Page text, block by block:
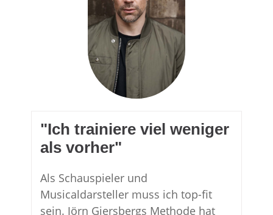
​"Ich trainiere viel weniger
als vorher"
Als Schauspieler und
Musicaldarsteller muss ich top-fit
sein. Jörn Giersbergs Methode hat